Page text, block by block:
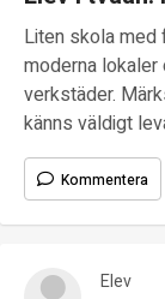
Liten skola med
moderna lokaler
verkstäder.
känns väldigt
Kommentera
Elev